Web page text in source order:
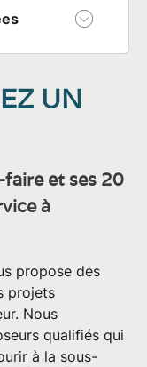
pour
contact.
à
; un
droit à la
auprès
de vos
consultez
UN
et ses 20
à
propose des
projets
Nous
qualifiés qui
à la sous-